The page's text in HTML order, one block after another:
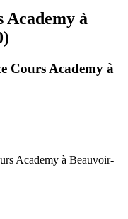
Academy à
Cours Academy à
Academy à Beauvoir-